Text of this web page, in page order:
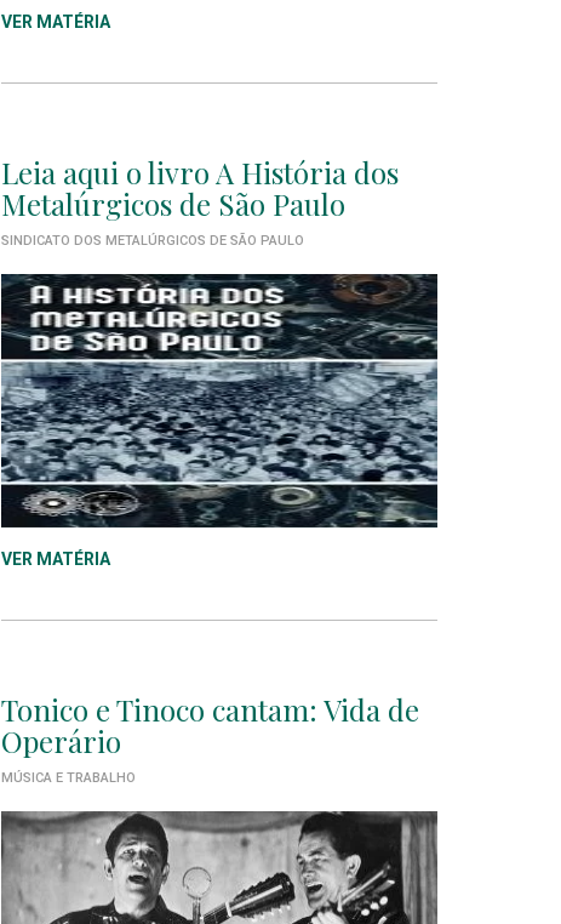
VER MATÉRIA
Leia aqui o livro A História dos
Metalúrgicos de São Paulo
SINDICATO DOS METALÚRGICOS DE SÃO PAULO
VER MATÉRIA
Tonico e Tinoco cantam: Vida de
Operário
MÚSICA E TRABALHO